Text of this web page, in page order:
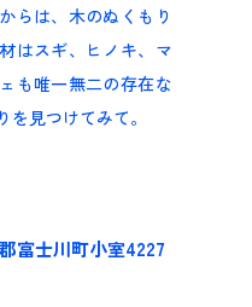
らは、木のぬくもり
はスギ、ヒノキ、マ
も唯一無二の存在な
見つけてみて。
富士川町小室4227